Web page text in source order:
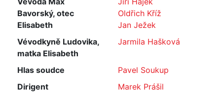
Bavorský, otec
Elisabeth
Oldřich Kříž
Jan Ježek
Vévodkyně Ludovika,
matka Elisabeth
Jarmila Hašková
Hlas soudce
Pavel Soukup
Dirigent
Marek Prášil